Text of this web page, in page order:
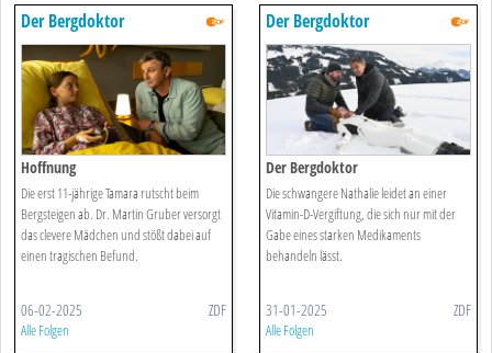
Der Bergdoktor
Hoffnung
Die erst 11-jährige Tamara rutscht beim
Bergsteigen ab. Dr. Martin Gruber versorgt
das clevere Mädchen und stößt dabei auf
einen tragischen Befund.
06-02-2025 ZDF
Alle Folgen
Der Bergdoktor
Der Bergdoktor
Die schwangere Nathalie leidet an einer
Vitamin-D-Vergiftung, die sich nur mit der
Gabe eines starken Medikaments
behandeln lässt.
31-01-2025 ZDF
Alle Folgen